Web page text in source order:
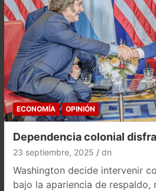
ECONOMÍA OPINIÓN
Dependencia colonial
23 septiembre, 2025 dn
Washington decide intervenir
bajo la apariencia de respaldo,